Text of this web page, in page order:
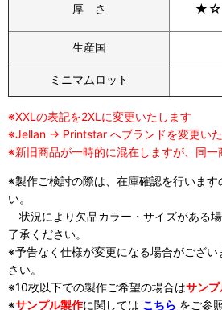
厚 さ ★ ☆
生産国
ミニマムロット
※XXLの表記を2XLに変更いたします
※Jellan → Printstar へブランドを変更い
※新旧商品が一時的に混在しますが、同一
※製作ご検討の際は、在庫確認を行います
い。
状況により欠品カラー・サイズがある
了承ください。
※予告なく仕様が変更になる場合がござ
さい。
※10枚以下での製作ご希望の場合はサン
※サンプル製作に関しては こちら をご参